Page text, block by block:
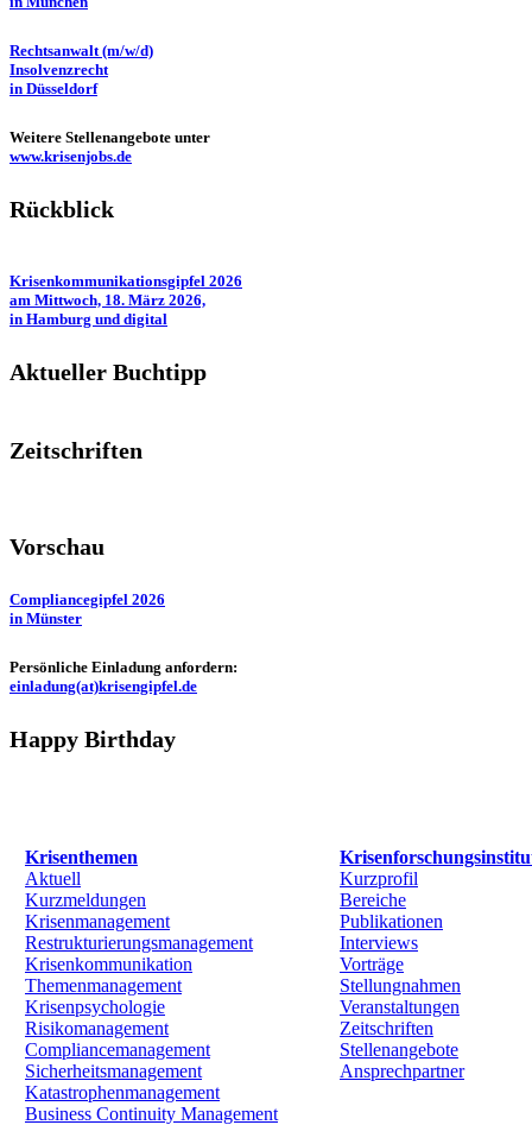
Rechtsanwalt (m/w/d)
Insolvenzrecht
in Düsseldorf
Weitere Stellenangebote unter
www.krisenjobs.de
Rückblick
Krisenkommunikationsgipfel 2026
am Mittwoch, 18. März 2026,
in Hamburg und digital
Aktueller Buchtipp
Zeitschriften
Vorschau
Compliancegipfel 2026
in Münster
Persönliche Einladung anfordern:
einladung(at)krisengipfel.de
Happy Birthday
Krisenthemen
Aktuell
Kurzmeldungen
Krisenmanagement
Restrukturierungsmanagement
Krisenkommunikation
Themenmanagement
Krisenpsychologie
Risikomanagement
Compliancemanagement
Sicherheitsmanagement
Katastrophenmanagement
Business Continuity Management
Kurzprofil
Bereiche
Publikationen
Interviews
Vorträge
Stellungnahmen
Veranstaltungen
Zeitschriften
Stellenangebote
Ansprechpartner